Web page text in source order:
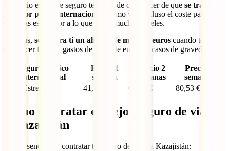
El precio es lo que seguro te acaba de convencer de que se trata de
la mejor póliza internacional
. Como ves, incluso el coste para tres
semanas es inferior a lo que valen muchos hoteles.
Además, será para ti un ahorro de miles de euros cuando tengas
que hacer frente a gastos de miles de euros en casos de gravedad.
Seguro médico
internacional
Precio 1
semana
Precio 2
semanas
Precio 3
semanas
IATI Estrella
41,11 € 60,70 € 80,53 €
Cómo contratar el mejor seguro de viaje
a Kazajistán
Así de sencillo es contratar tu seguro de viaje a Kazajistán: